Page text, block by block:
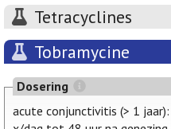
Tetracyclines
Tobramycine
Dosering
acute conjunctivitis (> 1 jaar):